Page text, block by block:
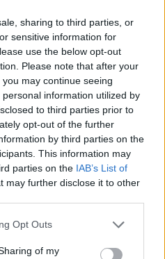
sharing to third parties, or
sensitive information for
use the below opt-out
Please note that after your
may continue seeing
information utilized by
to third parties prior to
opt-out of the further
by third parties on the
This information may
parties on the IAB’s List of
may further disclose it to other
uses one or more Google
behaviour. You may click to
Opt Outs
of my
343
που
575